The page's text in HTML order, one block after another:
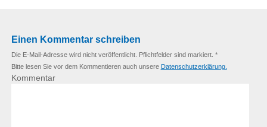
Einen Kommentar schreiben
Die E-Mail-Adresse wird nicht veröffentlicht. Pflichtfelder sind markiert. *
Bitte lesen Sie vor dem Kommentieren auch unsere Datenschutzerklärung.
Kommentar